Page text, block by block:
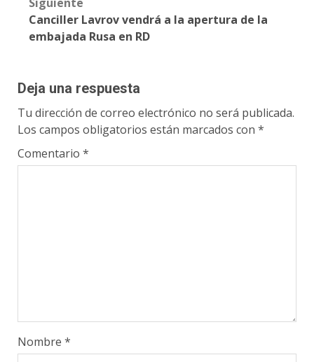
Canciller Lavrov vendrá a la apertura de la
embajada Rusa en RD
Deja una respuesta
Tu dirección de correo electrónico no será publicada.
Los campos obligatorios están marcados con *
Comentario *
Nombre *